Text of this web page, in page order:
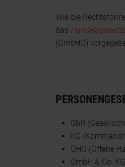
Wie die
das
(GmbHG)
GbR
KG
OHG (Offene
GmbH & Co.